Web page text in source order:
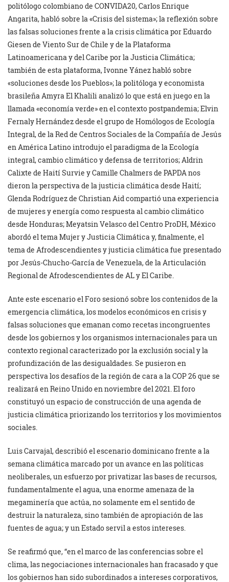
politólogo colombiano de CONVIDA20, Carlos Enrique
Angarita, habló sobre la «Crisis del sistema»; la reflexión sobre
las falsas soluciones frente a la crisis climática por Eduardo
Giesen de Viento Sur de Chile y de la Plataforma
Latinoamericana y del Caribe por la Justicia Climática;
también de esta plataforma, Ivonne Yánez habló sobre
«soluciones desde los Pueblos»; la politóloga y economista
brasileña Amyra El Khalili analizó lo que está en juego en la
llamada «economía verde» en el contexto postpandemia; Elvin
Fernaly Hernández desde el grupo de Homólogos de Ecología
Integral, de la Red de Centros Sociales de la Compañía de Jesús
en América Latino introdujo el paradigma de la Ecología
integral, cambio climático y defensa de territorios; Aldrin
Calixte de Haití Survie y Camille Chalmers de PAPDA nos
dieron la perspectiva de la justicia climática desde Haití;
Glenda Rodríguez de Christian Aid compartió una experiencia
de mujeres y energía como respuesta al cambio climático
desde Honduras; Meyatsin Velasco del Centro ProDH, México
abordó el tema Mujer y Justicia Climática y, finalmente, el
tema de Afrodescendientes y justicia climática fue presentado
por Jesús-Chucho-García de Venezuela, de la Articulación
Regional de Afrodescendientes de AL y El Caribe.
Ante este escenario el Foro sesionó sobre los contenidos de la
emergencia climática, los modelos económicos en crisis y
falsas soluciones que emanan como recetas incongruentes
desde los gobiernos y los organismos internacionales para un
contexto regional caracterizado por la exclusión social y la
profundización de las desigualdades. Se pusieron en
perspectiva los desafíos de la región de cara a la COP 26 que se
realizará en Reino Unido en noviembre del 2021. El foro
constituyó un espacio de construcción de una agenda de
justicia climática priorizando los territorios y los movimientos
sociales.
Luis Carvajal, describió el escenario dominicano frente a la
semana climática marcado por un avance en las políticas
neoliberales, un esfuerzo por privatizar las bases de recursos,
fundamentalmente el agua, una enorme amenaza de la
megaminería que actúa, no solamente em el sentido de
destruir la naturaleza, sino también de apropiación de las
fuentes de agua; y un Estado servil a estos intereses.
Se reafirmó que, “en el marco de las conferencias sobre el
clima, las negociaciones internacionales han fracasado y que
los gobiernos han sido subordinados a intereses corporativos,